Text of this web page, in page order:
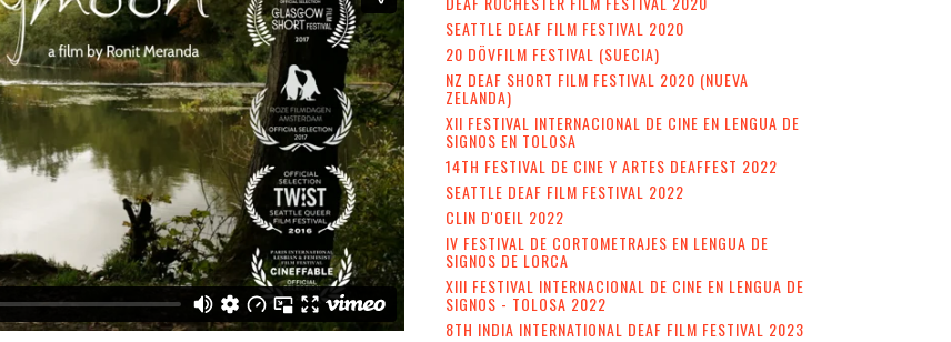
SEATTLE DEAF FILM FESTIVAL 2020
20 DÖVFILM FESTIVAL (SUECIA)
NZ DEAF SHORT FILM FESTIVAL 2020 (NUEVA
ZELANDA)
XII FESTIVAL INTERNACIONAL DE CINE EN LENGUA DE
SIGNOS EN TOLOSA
14TH FESTIVAL DE CINE Y ARTES DEAFFEST 2022
SEATTLE DEAF FILM FESTIVAL 2022
CLIN D'OEIL 2022
IV FESTIVAL DE CORTOMETRAJES EN LENGUA DE
SIGNOS DE LORCA
XIII FESTIVAL INTERNACIONAL DE CINE EN LENGUA DE
SIGNOS - TOLOSA 2022
8TH INDIA INTERNATIONAL DEAF FILM FESTIVAL 2023